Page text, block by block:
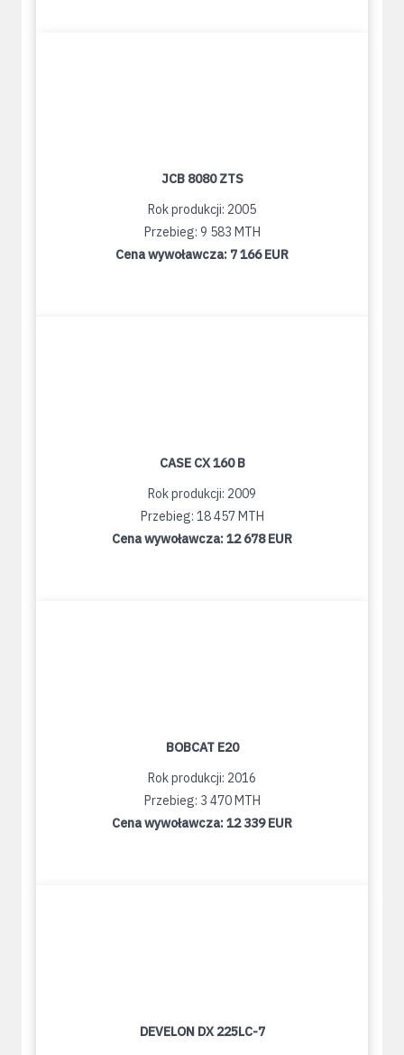
JCB 8080 ZTS
Rok produkcji: 2005
Przebieg: 9 583 MTH
Cena wywoławcza: 7 166 EUR
CASE CX 160 B
Rok produkcji: 2009
Przebieg: 18 457 MTH
Cena wywoławcza:12 678 EUR
BOBCAT E20
Rok produkcji: 2016
Przebieg: 3 470 MTH
Cena wywoławcza:12 339 EUR
DEVELON DX 225LC-7